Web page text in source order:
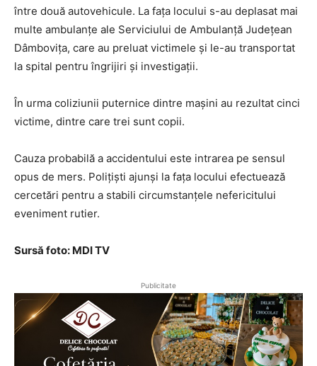
între două autovehicule. La fața locului s-au deplasat mai
multe ambulanțe ale Serviciului de Ambulanță Județean
Dâmbovița, care au preluat victimele și le-au transportat
la spital pentru îngrijiri și investigații.
În urma coliziunii puternice dintre mașini au rezultat cinci
victime, dintre care trei sunt copii.
Cauza probabilă a accidentului este intrarea pe sensul
opus de mers. Polițiști ajunși la fața locului efectuează
cercetări pentru a stabili circumstanțele nefericitului
eveniment rutier.
Sursă foto: MDI TV
Publicitate